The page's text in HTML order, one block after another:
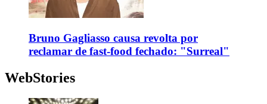
Bruno Gagliasso causa revolta por
reclamar de fast-food fechado: "Surreal"
WebStories